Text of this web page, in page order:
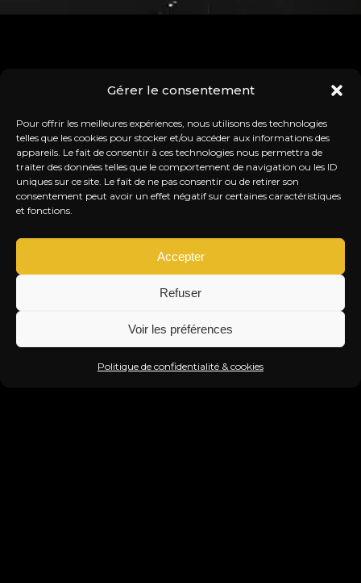
Gérer le consentement
Pour offrir les meilleures expériences, nous utilisons des technologies
telles que les cookies pour stocker et/ou accéder aux informations des
appareils. Le fait de consentir à ces technologies nous permettra de
traiter des données telles que le comportement de navigation ou les ID
uniques sur ce site. Le fait de ne pas consentir ou de retirer son
consentement peut avoir un effet négatif sur certaines caractéristiques
et fonctions.
Accepter
Refuser
Voir les préférences
Politique de confidentialité & cookies
À VOIR AUSSI
Découvrez nos prochains évènements